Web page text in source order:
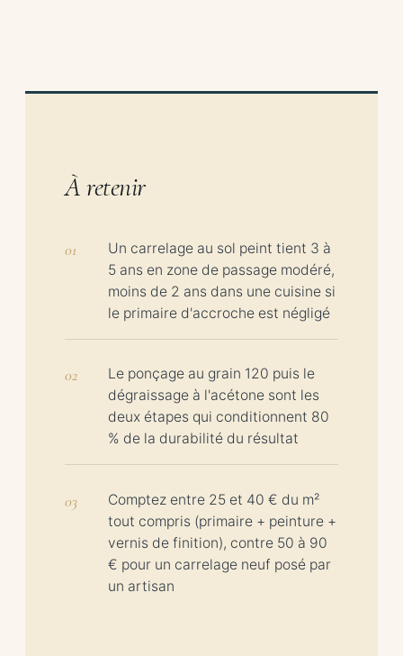
À retenir
Un carrelage au sol peint tient 3 à
5 ans en zone de passage modéré,
moins de 2 ans dans une cuisine si
le primaire d'accroche est négligé
Le ponçage au grain 120 puis le
dégraissage à l'acétone sont les
deux étapes qui conditionnent 80
% de la durabilité du résultat
Comptez entre 25 et 40 € du m²
tout compris (primaire + peinture +
vernis de finition), contre 50 à 90
€ pour un carrelage neuf posé par
un artisan